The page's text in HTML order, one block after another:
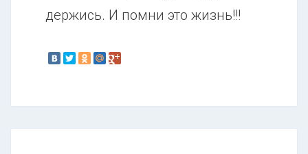
держись. И помни это жизнь!!!